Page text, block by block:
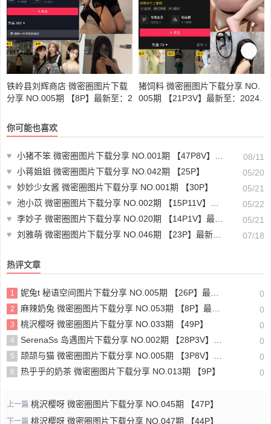
铁岭县刘辉商店 微密圈图片下载
分享 NO.005期 【8P】最新至：2
猪饲料 微密圈图片下载分享 NO.
005期 【21P3V】最新至：2024.
你可能也喜欢
♥ 小猪不笨 微密圈图片下载分享 NO.001期 【47P8V】最新至：2024.8.7
08/11
♥ 小蒋姐姐 微密圈图片下载分享 NO.042期 【25P】
05/20
♥ 妙妙少女酱 微密圈图片下载分享 NO.001期 【30P】
05/21
♥ 池小苡 微密圈图片下载分享 NO.002期 【15P11V】最新至：2023.10.11
05/22
♥ 李妙子 微密圈图片下载分享 NO.020期 【14P1V】最新至：2023.5.28
05/21
♥ 刘雅萌 微密圈图片下载分享 NO.046期 【23P】最新至：2024.7.16 07/18
热评文章
1 妮兔t 秘语空间图片下载分享 NO.005期 【26P】最新至：2025.6.11 0
2 麻辣奶兔 微密圈图片下载分享 NO.053期 【8P】最新至：2023.11.18 0
3 桃沢樱呀 微密圈图片下载分享 NO.033期 【49P】 0
4 SerenaSs 岛遇图片下载分享 NO.002期 【28P3V】最新至：2025.6.19 0
5 颉颉与猫 微密圈图片下载分享 NO.005期 【3P8V】最新至：2023.11.20 0
6 热乎乎的奶茶 微密圈图片下载分享 NO.013期 【9P】 0
上一篇 桃沢樱呀 微密圈图片下载分享 NO.045期 【47P】
下一篇 桃沢樱呀 微密圈图片下载分享 NO.047期 【44P】